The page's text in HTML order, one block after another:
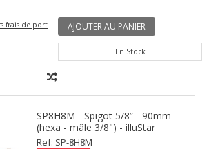
frais de port AJOUTER AU PANIER
En Stock
SP8H8M - Spigot 5/8” - 90mm
(hexa - mâle 3/8") - illuStar
Ref: SP-8H8M